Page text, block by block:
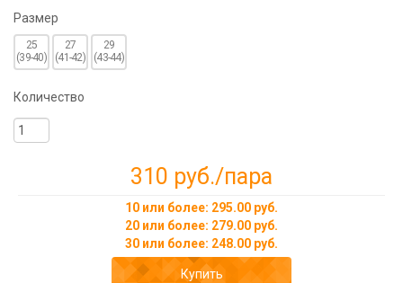
Размер
25
(39-40)
27
(41-42)
29
(43-44)
Количество
310 руб./пара
10 или более: 295.00 руб.
20 или более: 279.00 руб.
30 или более: 248.00 руб.
Купить